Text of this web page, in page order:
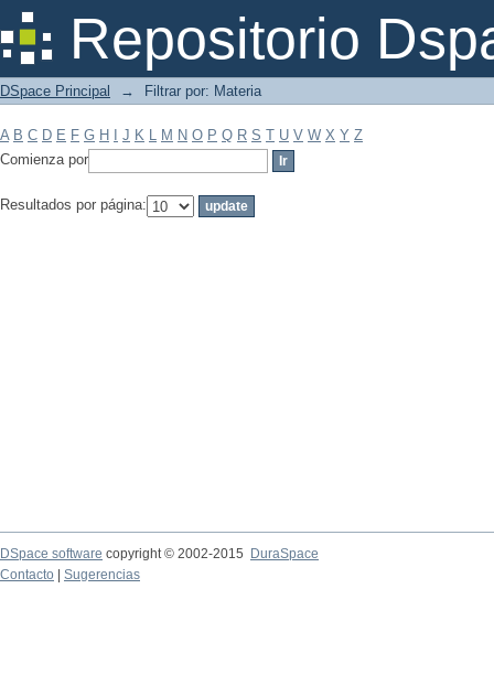
Repositorio
Filtrar por: Materia
DSpace Principal → Filtrar por: Materia
A B C D E F G H J K L M N O P Q R S T U V W X Y Z
Comienza por
Resultados por página:
DSpace software copyright © 2002-2015
DuraSpace
Contacto
Sugerencias